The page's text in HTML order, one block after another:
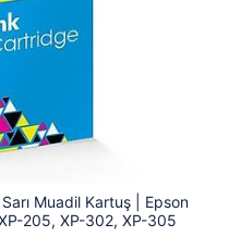
Muadil Kartuş | Epson
205, XP-302, XP-305